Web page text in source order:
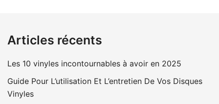
Articles récents
Les 10 vinyles incontournables à avoir en 2025
Guide Pour L’utilisation Et L’entretien De Vos Disques
Vinyles